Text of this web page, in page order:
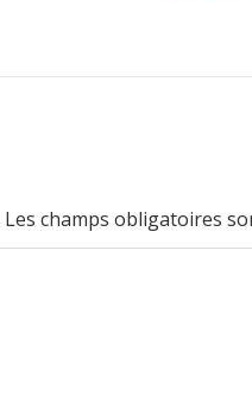
Les champs obligatoires